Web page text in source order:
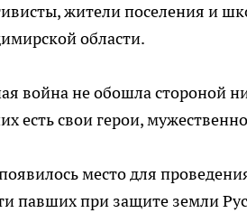
жители поселения и
области.
война не обошла стороной
есть свои герои,
место для
павших при защите земли